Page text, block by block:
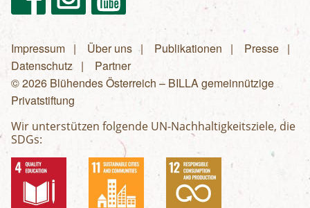
Fußzeilenmenü
Impressum Über uns Publikationen
Presse
Datenschutz
Partner
© 2026 Blühendes Österreich – BILLA gemeinnützige
Privatstiftung
Wir unterstützen folgende UN-Nachhaltigkeitsziele, die
SDGs: